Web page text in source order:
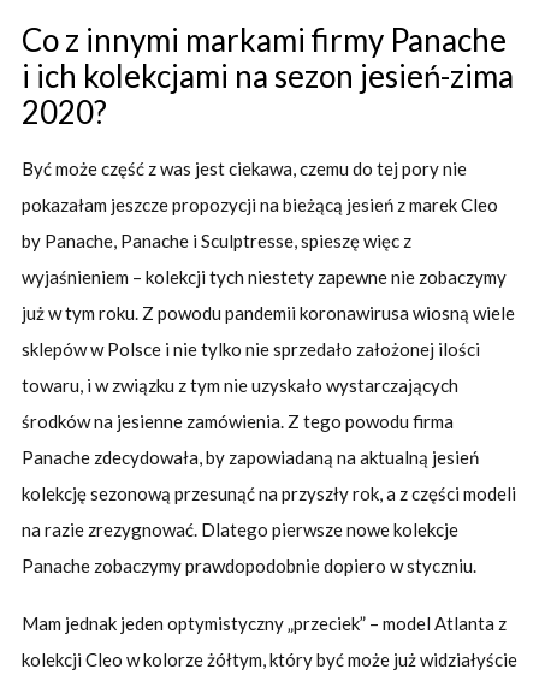
Co z innymi markami firmy Panache
i ich kolekcjami na sezon jesień-zima
2020?
Być może część z was jest ciekawa, czemu do tej pory nie
pokazałam jeszcze propozycji na bieżącą jesień z marek Cleo
by Panache, Panache i Sculptresse, spieszę więc z
wyjaśnieniem – kolekcji tych niestety zapewne nie zobaczymy
już w tym roku. Z powodu pandemii koronawirusa wiosną wiele
sklepów w Polsce i nie tylko nie sprzedało założonej ilości
towaru, i w związku z tym nie uzyskało wystarczających
środków na jesienne zamówienia. Z tego powodu firma
Panache zdecydowała, by zapowiadaną na aktualną jesień
kolekcję sezonową przesunąć na przyszły rok, a z części modeli
na razie zrezygnować. Dlatego pierwsze nowe kolekcje
Panache zobaczymy prawdopodobnie dopiero w styczniu.
Mam jednak jeden optymistyczny „przeciek” – model Atlanta z
kolekcji Cleo w kolorze żółtym, który być może już widziałyście